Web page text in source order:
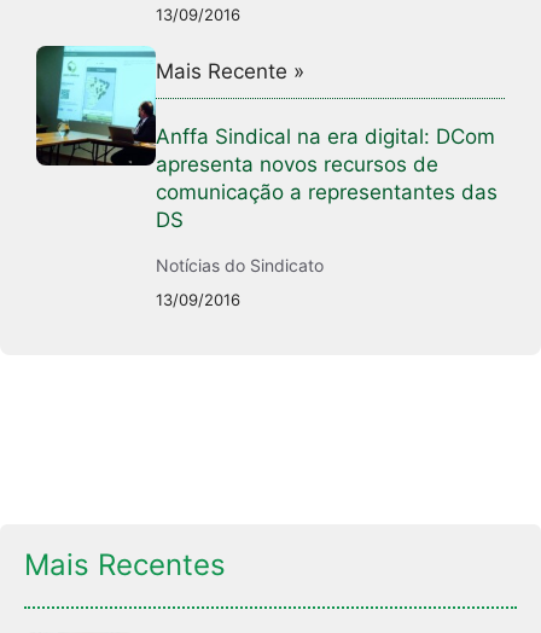
13/09/2016
Mais Recente »
Anffa Sindical na era digital: DCom
apresenta novos recursos de
comunicação a representantes das
DS
Notícias do Sindicato
13/09/2016
Mais Recentes